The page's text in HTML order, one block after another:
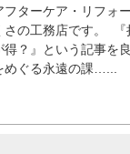
フターケア・リフォ
さの工務店です。 『
得？』という記事を
めぐる永遠の課…...